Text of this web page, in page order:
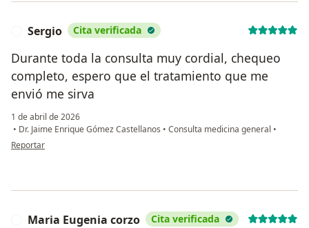
Sergio Cita verificada
Durante toda la consulta muy cordial, chequeo
completo, espero que el tratamiento que me
envió me sirva
1 de abril de 2026
• Dr. Jaime Enrique Gómez Castellanos • Consulta medicina general •
en opinión del usuario Sergio
Reportar
Maria Eugenia corzo Cita verificada